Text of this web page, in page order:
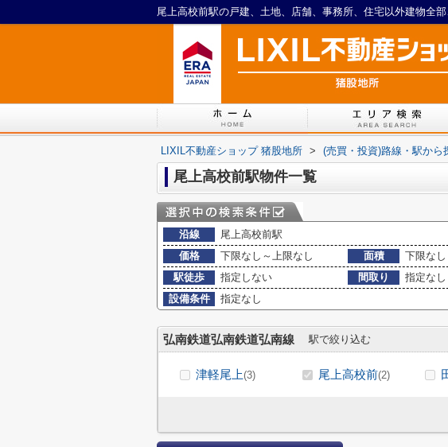
LIXIL不動産ショップ 猪股地所 > (売買・投資)路線・駅から
尾上高校前駅物件一覧
沿線
尾上高校前駅
価格
下限なし～上限なし 面積 下限な
駅徒歩
指定しない 間取り
指定なし
設備条件
指定なし
弘南鉄道弘南鉄道弘南線 駅で絞り込む
津軽尾上(3) 尾上高校前(2)